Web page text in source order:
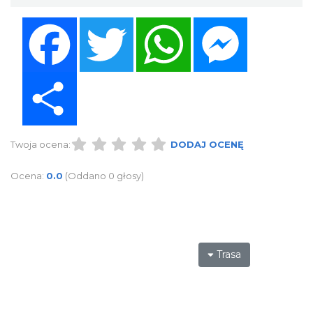
Twitter WhatsApp
Twoja ocena: DODAJ OCENĘ
Ocena: 0.0 (Oddano 0 głosy)
Trasa